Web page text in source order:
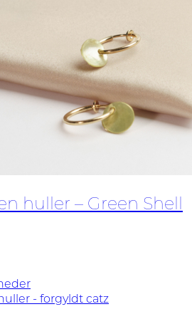
huller – Green Shell
vare
har